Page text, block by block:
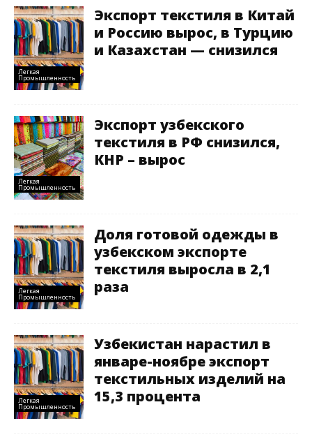
Легкая
Промышленность
Экспорт текстиля в Китай
и Россию вырос, в Турцию
и Казахстан — снизился
Легкая
Промышленность
Экспорт узбекского
текстиля в РФ снизился,
КНР – вырос
Легкая
Промышленность
Доля готовой одежды в
узбекском экспорте
текстиля выросла в 2,1
раза
Легкая
Промышленность
Узбекистан нарастил в
январе-ноябре экспорт
текстильных изделий на
15,3 процента